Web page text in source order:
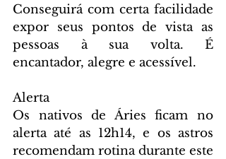
Conseguirá com certa facilidade
expor seus pontos de vista as
pessoas à sua volta. É
encantador, alegre e acessível.
Alerta
Os nativos de Áries ficam no
alerta até as 12h14, e os astros
recomendam rotina durante este